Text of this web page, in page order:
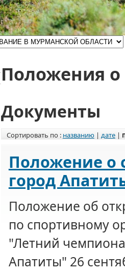
Положения о
Документы
Сортировать по : названию| дате|
Положение о
город
Положение об
по спортивному
"Летний
Апатиты" 26